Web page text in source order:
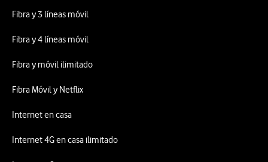
Fibra y 3 líneas móvil
Fibra y 4 líneas móvil
Fibra y móvil ilimitado
Fibra Móvil y Netflix
Internet en casa
Internet 4G en casa ilimitado